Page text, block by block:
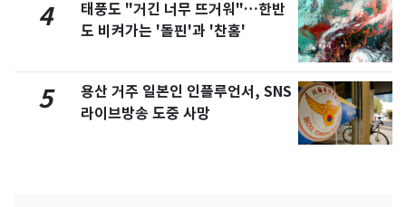
4
태풍도 "거긴 너무 뜨거워"…한반
도 비켜가는 '돌핀'과 '찬홈'
5
용산 거주 일본인 인플루언서, SNS
라이브방송 도중 사망